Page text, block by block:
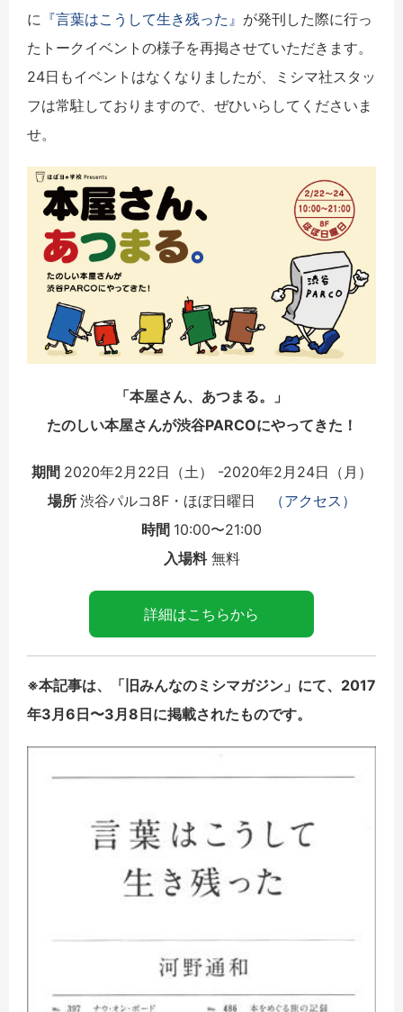
に 『言葉はこうして生き残った』 が発刊した際に行っ
たトークイベントの様子を再掲させていただきます。
24日もイベントはなくなりましたが、ミシマ社スタッ
フは常駐しておりますので、ぜひいらしてくださいま
せ。
「本屋さん、あつまる。」
たのしい本屋さんが渋谷PARCOにやってきた！
期間 2020年2月22日（土） -2020年2月24日（月）
場所 渋谷パルコ8F・ほぼ日曜日
（アクセス）
時間 10:00〜21:00
入場料無料
詳細はこちらから
※本記事は、「旧みんなのミシマガジン」にて、2017
年3月6日〜3月8日に掲載されたものです。